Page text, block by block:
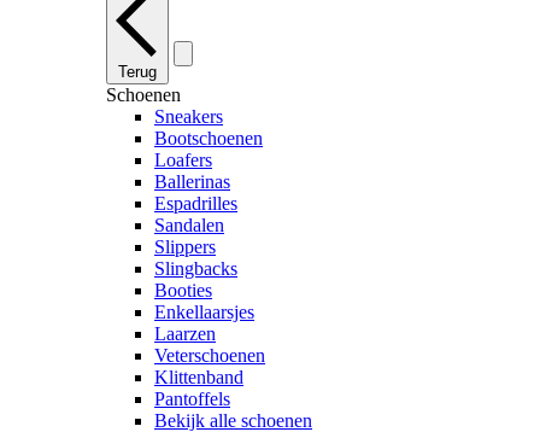
Terug
Schoenen
Sneakers
Bootschoenen
Loafers
Ballerinas
Espadrilles
Sandalen
Slippers
Slingbacks
Booties
Enkellaarsjes
Laarzen
Veterschoenen
Klittenband
Pantoffels
Bekijk alle schoenen